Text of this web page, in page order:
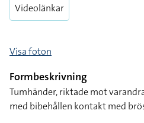
Videolänkar
Visa foton
Formbeskrivning
Tumhänder, riktade mot
med bibehållen kontakt med